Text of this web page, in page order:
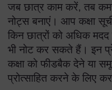
जब छात्र काम करें, तब
नोट्स बनाएं। आप कक्षा
किन छात्रों को अधिक
भी नोट कर सकते हैं। इन
कक्षा को फीडबैक देने या
प्रोत्साहित करने के लिए